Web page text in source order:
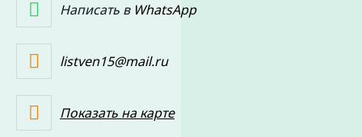
Написать в WhatsApp
listven15@mail.ru
Показать на карте